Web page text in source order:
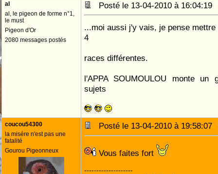
al
al, le pigeon de forme n°1,
le must
Pigeon d'Or
2080 messages postés
Posté le 13-04-2010 à
...moi aussi j'y vais, je pense
4
races différentes.
l'APPA SOUMOULOU monte un
sujets
coucou54300
la misére n'est pas une
fatalité
Gourou Pigeonneux
Posté le 13-04-2010 à
Vous faites fort
--------------------